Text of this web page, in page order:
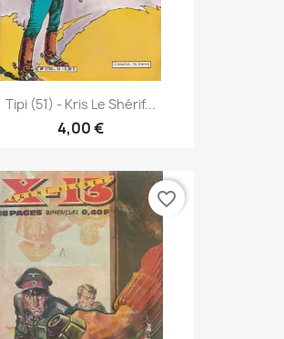
Tipi (51) - Kris Le Shérif...
4,00 €
favorite_border